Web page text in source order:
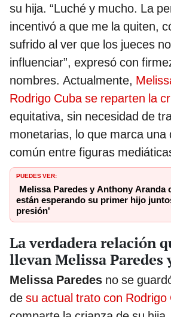
su hija. “Luché y mucho. La
incentivó a que me la quiten,
sufrido al ver que los jueces
influenciar”, expresó con
nombres. Actualmente,
Rodrigo Cuba se reparten la
equitativa, sin necesidad de
monetarias, lo que marca una
común entre figuras
PUEDES VER:
Melissa Paredes y Anthony Aranda
están esperando su primer hijo
presión'
La verdadera relación
llevan Melissa Paredes
Melissa Paredes no se
de su actual trato con Rodrigo